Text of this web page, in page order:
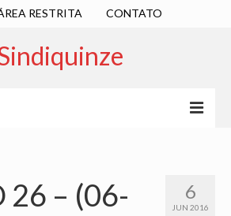
RESTRITA CONTATO
6
JUN 2016
26 – (06-